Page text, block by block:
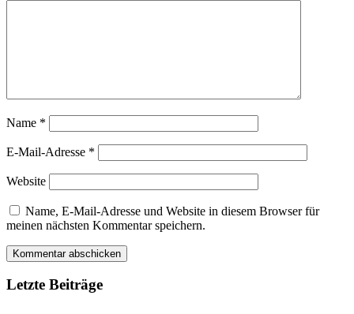
Name *
E-Mail-Adresse *
Website
Name, E-Mail-Adresse und Website in diesem Browser für
meinen nächsten Kommentar speichern.
Letzte Beiträge